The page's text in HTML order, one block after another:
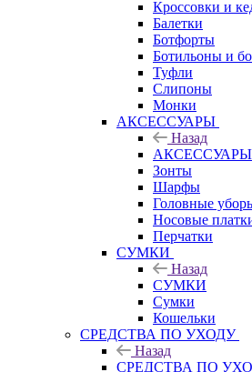
Кроссовки и
Балетки
Ботфорты
Ботильоны и
Туфли
Слипоны
Монки
АКСЕССУАРЫ
Назад
АКСЕССУАРЫ
Зонты
Шарфы
Головные
Носовые
Перчатки
СУМКИ
Назад
СУМКИ
Сумки
Кошельки
CРЕДСТВА ПО УХОДУ
Назад
CРЕДСТВА ПО